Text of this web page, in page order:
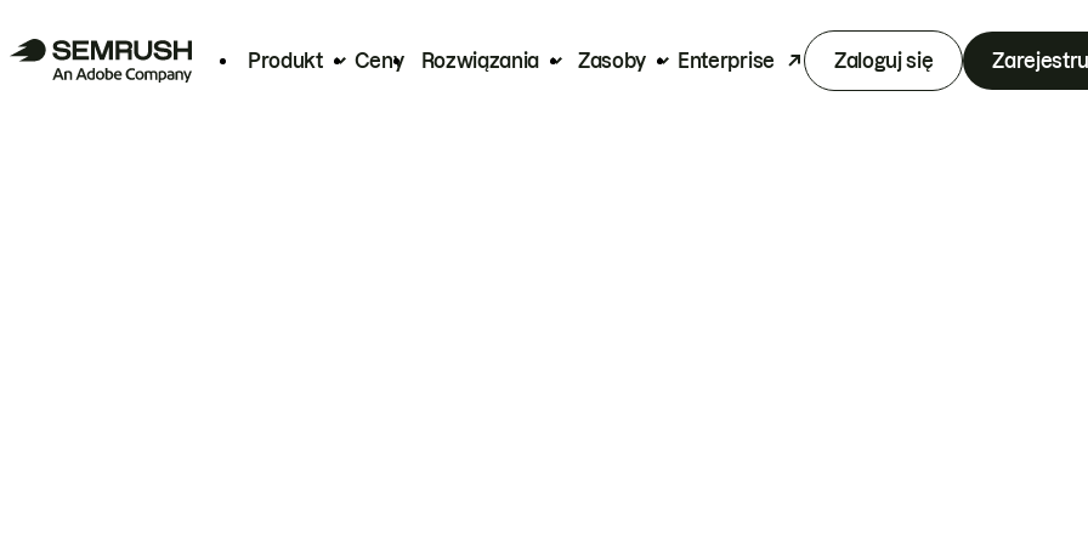
Produkt Ceny Rozwiązania Zasoby Enterprise Zaloguj się